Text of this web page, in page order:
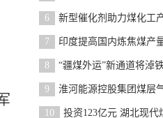
6 新型催化剂助力煤化工
7 印度提高国内炼焦煤产
8 “疆煤外运”新通道将淖铁路
9 淮河能源控股集团煤层气公司
10 投资123亿元 湖北现代煤